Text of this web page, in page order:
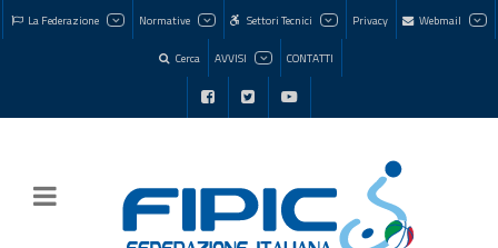
La Federazione Normative Settori Tecnici Privacy Webmail
Cerca AVVISI CONTATTI